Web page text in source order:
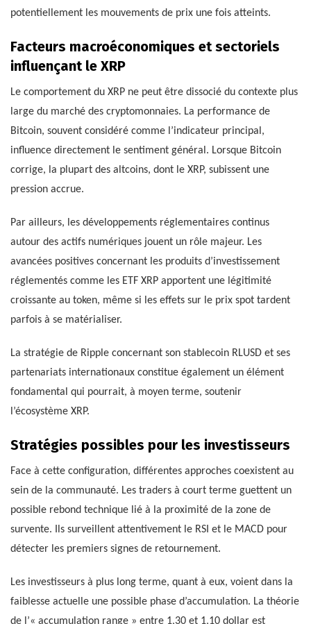
potentiellement les mouvements de prix une fois atteints.
Facteurs macroéconomiques et sectoriels
influençant le XRP
Le comportement du XRP ne peut être dissocié du contexte plus
large du marché des cryptomonnaies. La performance de
Bitcoin, souvent considéré comme l’indicateur principal,
influence directement le sentiment général. Lorsque Bitcoin
corrige, la plupart des altcoins, dont le XRP, subissent une
pression accrue.
Par ailleurs, les développements réglementaires continus
autour des actifs numériques jouent un rôle majeur. Les
avancées positives concernant les produits d’investissement
réglementés comme les ETF XRP apportent une légitimité
croissante au token, même si les effets sur le prix spot tardent
parfois à se matérialiser.
La stratégie de Ripple concernant son stablecoin RLUSD et ses
partenariats internationaux constitue également un élément
fondamental qui pourrait, à moyen terme, soutenir
l’écosystème XRP.
Stratégies possibles pour les investisseurs
Face à cette configuration, différentes approches coexistent au
sein de la communauté. Les traders à court terme guettent un
possible rebond technique lié à la proximité de la zone de
survente. Ils surveillent attentivement le RSI et le MACD pour
détecter les premiers signes de retournement.
Les investisseurs à plus long terme, quant à eux, voient dans la
faiblesse actuelle une possible phase d’accumulation. La théorie
de l’« accumulation range » entre 1,30 et 1,10 dollar est